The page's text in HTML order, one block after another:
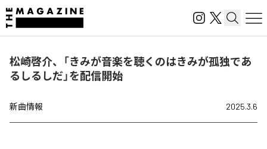
松崎啓介、「きみが音楽を聴くのはきみが孤独であ
るしるしだ」を配信開始
新曲情報 2025.3.6